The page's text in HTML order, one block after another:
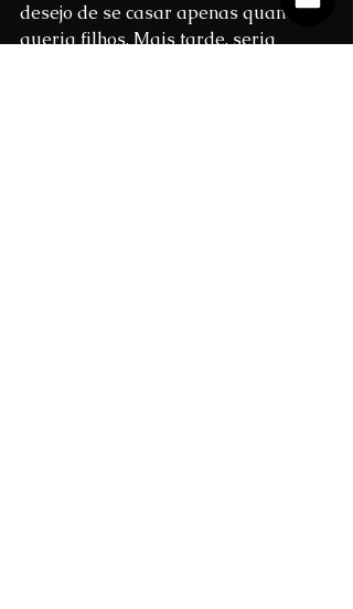
desejo de se casar apenas quando
queria filhos. Mais tarde, seria